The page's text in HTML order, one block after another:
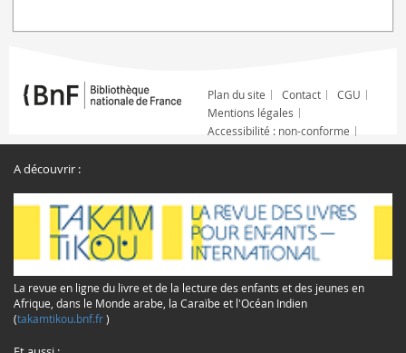
Plan du site Contact
CGU
Mentions légales
Accessibilité : non-conforme
A découvrir :
La revue en ligne du livre et de la lecture des enfants et des jeunes en
Afrique, dans le Monde arabe, la Caraïbe et l'Océan Indien
(takamtikou.bnf.fr)